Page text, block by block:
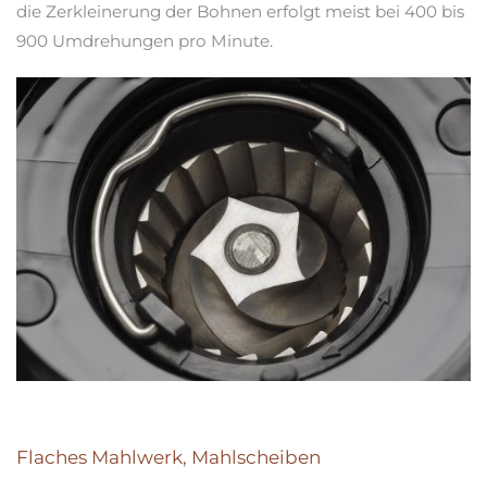
die Zerkleinerung der Bohnen erfolgt meist bei 400 bis
900 Umdrehungen pro Minute.
Flaches Mahlwerk, Mahlscheiben